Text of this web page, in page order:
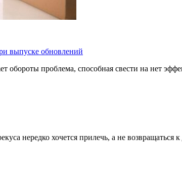
выпуске обновлений
обороты проблема, способная свести на нет
нередко хочется прилечь, а не возвращаться